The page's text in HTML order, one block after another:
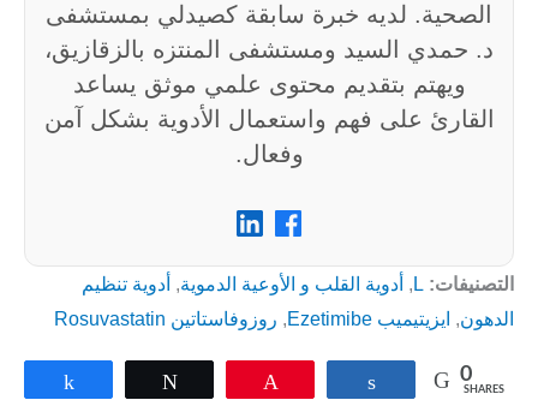
الصحية. لديه خبرة سابقة كصيدلي بمستشفى
د. حمدي السيد ومستشفى المنتزه بالزقازيق،
ويهتم بتقديم محتوى علمي موثق يساعد
القارئ على فهم واستعمال الأدوية بشكل آمن
وفعال.
التصنيفات: L
, أدوية القلب و الأوعية الدموية, أدوية تنظيم
الدهون, ايزيتيميب Ezetimibe , روزوفاستاتين Rosuvastatin
Share 0
SHARES